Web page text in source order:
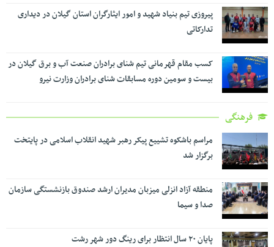
پیروزی تیم بنیاد شهید و امور ایثارگران استان گیلان در دیداری
تدارکاتی
کسب مقام قهرمانی تیم شنای برادران صنعت آب و برق گیلان در
بیست و سومین دوره مسابقات شنای برادران وزارت نیرو
فرهنگی
مراسم باشکوه تشییع پیکر رهبر شهید انقلاب اسلامی در پایتخت
برگزار شد
منطقه آزاد انزلی میزبان مدیران ارشد صندوق بازنشستگی سازمان
صدا و سیما
پایان ۲۰ سال انتظار برای رینگ دور شهر رشت